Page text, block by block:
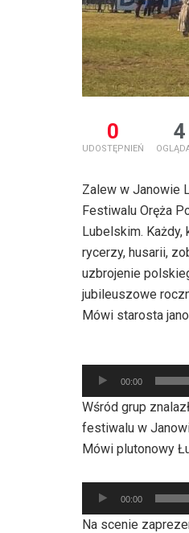
0
UDOSTĘPNIEŃ
4
Zalew w Janowie
Festiwalu Oręża
Lubelskim.
rycerzy, husarii,
uzbrojenie
jubileuszowe
Mówi starosta
plików
dźwiękowych
00:00
Wśród grup
festiwalu w
Mówi plutonowy
Odtwarzacz
plików
00:00
Na scenie